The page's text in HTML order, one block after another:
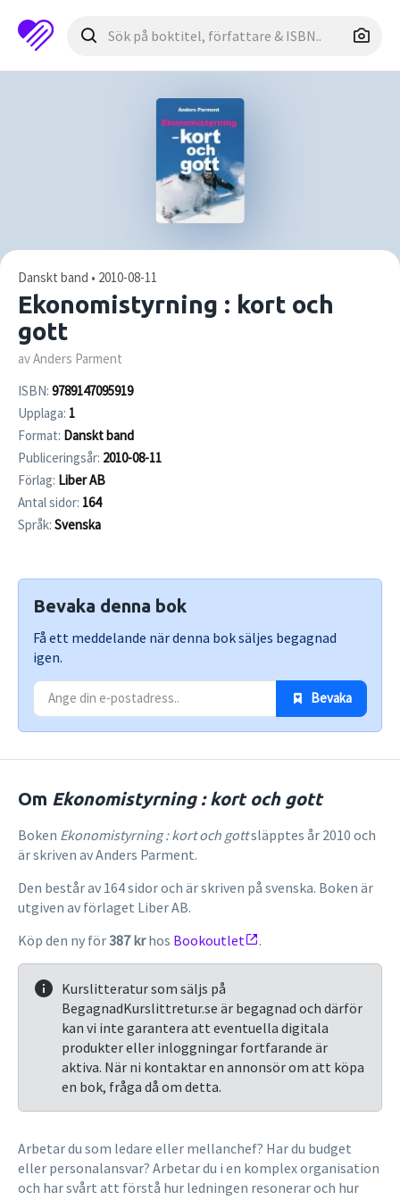
Danskt band • 2010-08-11
Ekonomistyrning : kort och
gott
av Anders Parment
ISBN: 9789147095919
Upplaga: 1
Format: Danskt band
Publiceringsår: 2010-08-11
Förlag: Liber AB
Antal sidor: 164
Språk: Svenska
Bevaka denna bok
Få ett meddelande när denna bok säljes begagnad
igen.
Bevaka
Om Ekonomistyrning : kort och gott
Boken Ekonomistyrning : kort och gottsläpptes år 2010 och
är skriven av Anders Parment.
Den består av 164 sidor och är skriven på svenska. Boken är
utgiven av förlaget Liber AB.
Köp den ny för387 krhos Bookoutlet .
Kurslitteratur som säljs på
BegagnadKurslittretur.se är begagnad och därför
kan vi inte garantera att eventuella digitala
produkter eller inloggningar fortfarande är
aktiva. När ni kontaktar en annonsör om att köpa
en bok, fråga då om detta.
Arbetar du som ledare eller mellanchef? Har du budget
eller personalansvar? Arbetar du i en komplex organisation
och har svårt att förstå hur ledningen resonerar och hur